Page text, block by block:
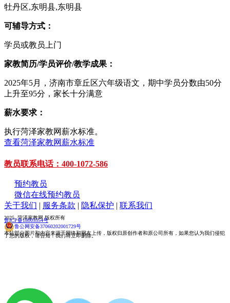
牡丹区,东明县,东明县
可辅导方式：
学员或教员上门
家教简历/学员评价/教学成果：
2025年5月，济南市章丘区六年级语文，期中学员分数由50分
上升至95分，家长十分满意
薪水要求：
执行菏泽家教网薪水标准。
查看菏泽家教网薪水标准
教员联系电话：400-1072-586
预约教员
微信在线预约教员
关于我们 | 服务条款 | 隐私保护 | 联系我们
2025 菏泽家教网 版权所有
鲁ICP备18005554号
鲁公网安备37060202001729号
本站部分图片和内容来源于网络和网友上传，版权归原创作者和原公司所有，如果您认为我们侵犯
了您的版权，请告知！我们将立即删除。